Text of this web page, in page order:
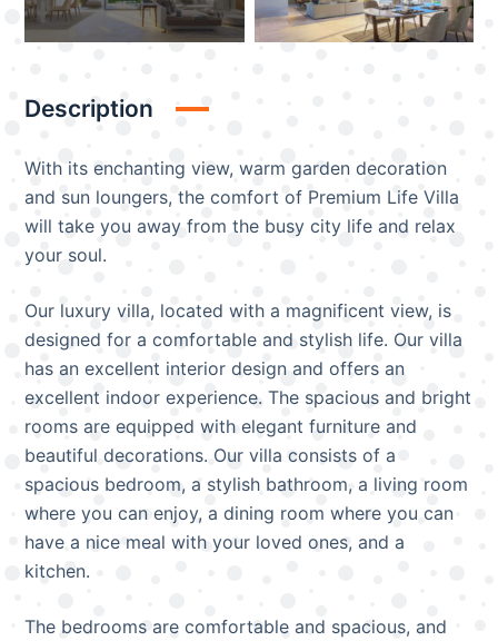
Description
With its enchanting view, warm garden decoration
and sun loungers, the comfort of Premium Life Villa
will take you away from the busy city life and relax
your soul.
Our luxury villa, located with a magnificent view, is
designed for a comfortable and stylish life. Our villa
has an excellent interior design and offers an
excellent indoor experience. The spacious and bright
rooms are equipped with elegant furniture and
beautiful decorations. Our villa consists of a
spacious bedroom, a stylish bathroom, a living room
where you can enjoy, a dining room where you can
have a nice meal with your loved ones, and a
kitchen.
The bedrooms are comfortable and spacious, and